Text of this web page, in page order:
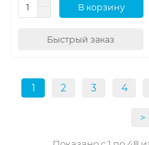
В корзину
Быстрый заказ
1 2 3 4
>